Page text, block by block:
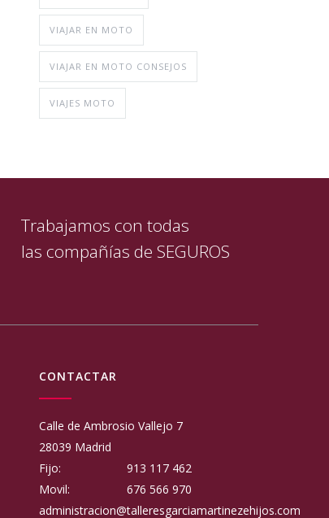
VIAJAR EN MOTO
VIAJAR EN MOTO CONSEJOS
VIAJES MOTO
Trabajamos con todas
las compañías de SEGUROS
CONTACTAR
Calle de Ambrosio Vallejo 7
28039 Madrid
Fijo:
913 117 462
Movil:
676 566 970
administracion@talleresgarciamartinezehijos.com